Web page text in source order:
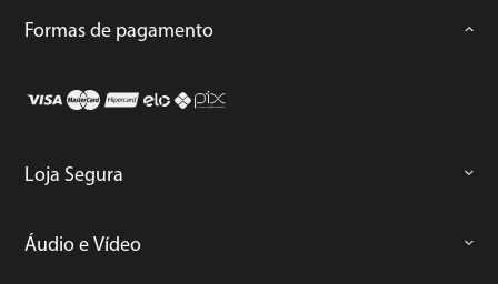
Formas de pagamento
Loja Segura
Áudio e Vídeo